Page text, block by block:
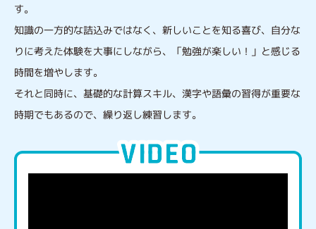
す。
知識の一方的な詰込みではなく、新しいことを知る喜び、自分な
りに考えた体験を大事にしながら、「勉強が楽しい！」と感じる
時間を増やします。
それと同時に、基礎的な計算スキル、漢字や語彙の習得が重要な
時期でもあるので、繰り返し練習します。